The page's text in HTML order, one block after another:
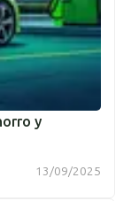
y
13/09/2025